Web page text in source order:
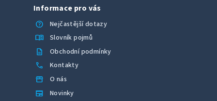
Informace pro vás
help
Nejčastější dotazy
menu_book Slovník pojmů
description Obchodní podmínky
call Kontakty
storefront O nás
newspaper Novinky